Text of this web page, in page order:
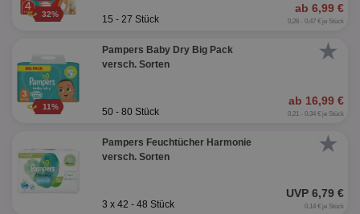
32% ab 6,99 €
15 - 27 Stück 0,26 - 0,47 € je Stück
★
11%
Pampers Baby Dry Big Pack
versch. Sorten
ab 16,99 €
50 - 80 Stück 0,21 - 0,34 € je Stück
★
Pampers Feuchtücher Harmonie
versch. Sorten
UVP 6,79 €
3 x 42 - 48 Stück 0,14 € je Stück